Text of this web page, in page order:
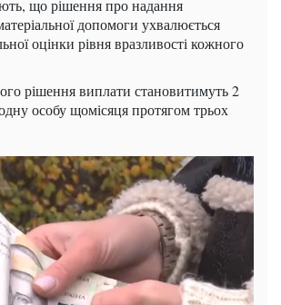
що рішення про надання
допомоги ухвалюється
оцінки рівня вразливості кожного
рішення виплати становитимуть 2
особу щомісяця протягом трьох